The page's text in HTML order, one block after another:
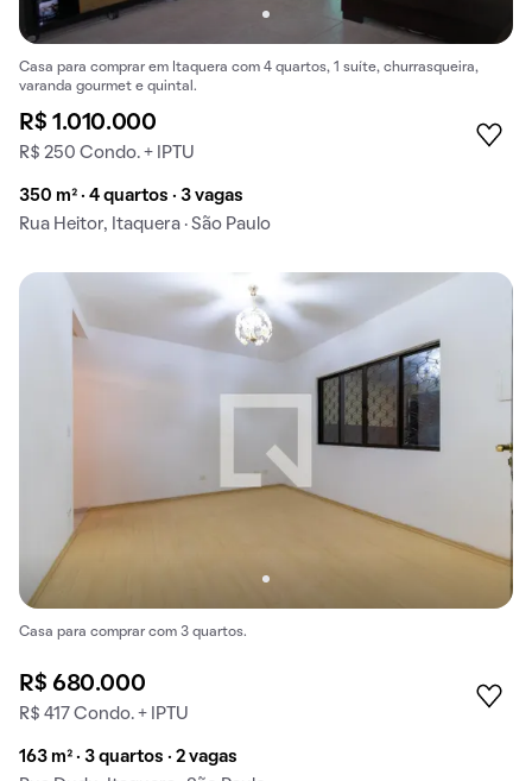
Casa para comprar em Itaquera com 4 quartos, 1 suíte, churrasqueira,
varanda gourmet e quintal.
R$ 1.010.000
R$ 250 Condo. + IPTU
350 m² · 4 quartos · 3 vagas
Rua Heitor, Itaquera · São Paulo
Casa para comprar com 3 quartos.
R$ 680.000
R$ 417 Condo. + IPTU
163 m² · 3 quartos · 2 vagas